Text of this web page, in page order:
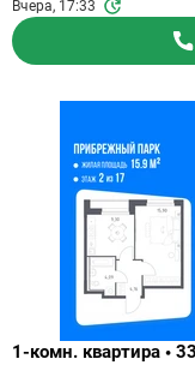
машине от станции
квартиры - 38.79 кв. м.
801188, скажите его
Вчера, 17:33
Ссылка
1-комн. квартира •